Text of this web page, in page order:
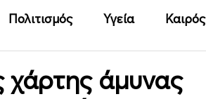
Πολιτισμός Υγεία Καιρός
άμυνας